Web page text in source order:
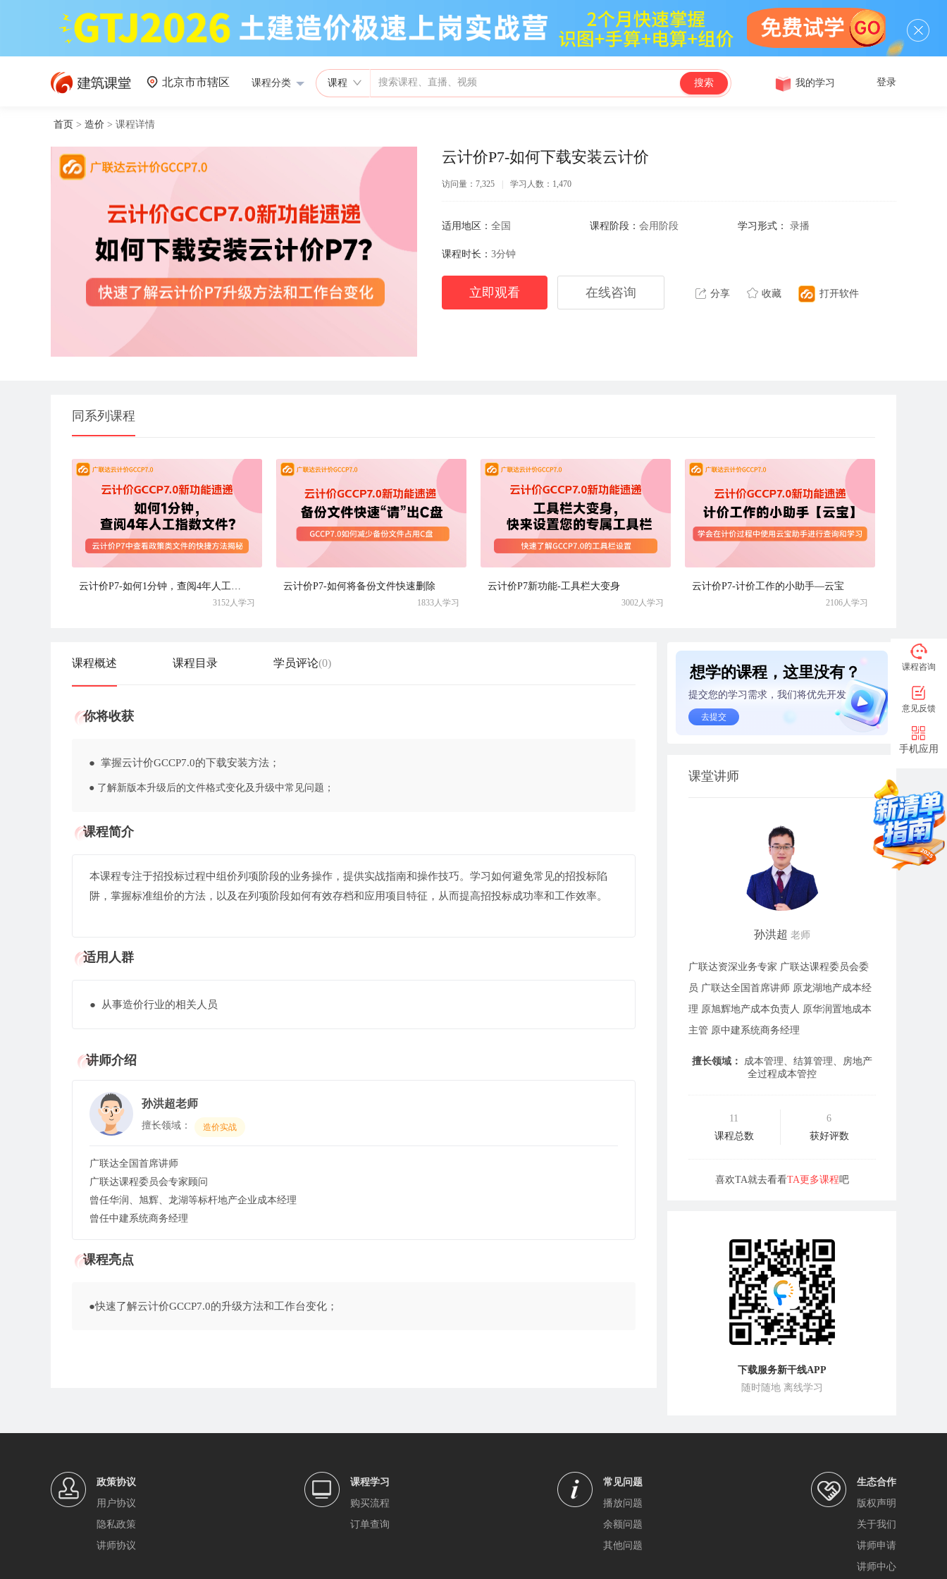
北京市市辖区 课程分类 课程 搜索 我的学习 登录
首页 > 造价 > 课程详情
云计价P7-如何下载安装云计价
访问量：7,325 学习人数：1,470
适用地区： 全国 课程阶段： 会用阶段 学习形式： 录播
课程时长： 3分钟
立即观看 在线咨询 分享 收藏 打开软件
同系列课程
云计价P7-如何1分钟，查阅4年人工指数文件
3152人学习
云计价P7-如何将备份文件快速删除
1833人学习
云计价P7新功能-工具栏大变身
3002人学习
云计价P7-计价工作的小助手—云宝
2106人学习
课程概述 课程目录 学员评论(0)
你将收获
● 掌握云计价GCCP7.0的下载安装方法；
● 了解新版本升级后的文件格式变化及升级中常见问题；
课程简介
本课程专注于招投标过程中组价列项阶段的业务操作，提供实战指南和操作技巧。学习如何避免常见的招投标陷
阱，掌握标准组价的方法，以及在列项阶段如何有效存档和应用项目特征，从而提高招投标成功率和工作效率。
适用人群
● 从事造价行业的相关人员
讲师介绍
孙洪超老师
擅长领域： 造价实战
广联达全国首席讲师
广联达课程委员会专家顾问
曾任华润、旭辉、龙湖等标杆地产企业成本经理
曾任中建系统商务经理
课程亮点
●快速了解云计价GCCP7.0的升级方法和工作台变化；
想学的课程，这里没有？
提交您的学习需求，我们将优先开发
去提交
课堂讲师
孙洪超 老师
广联达资深业务专家 广联达课程委员会委
员 广联达全国首席讲师 原龙湖地产成本经
理 原旭辉地产成本负责人 原华润置地成本
主管 原中建系统商务经理
擅长领域：
成本管理、结算管理、房地产
全过程成本管控
11
课程总数
6
获好评数
喜欢TA就去看看TA更多课程吧
下载服务新干线APP
随时随地 离线学习
政策协议
用户协议
隐私政策
讲师协议
课程学习
购买流程
订单查询
常见问题
播放问题
余额问题
其他问题
生态合作
版权声明
关于我们
讲师申请
讲师中心
课程咨询
意见反馈
手机应用